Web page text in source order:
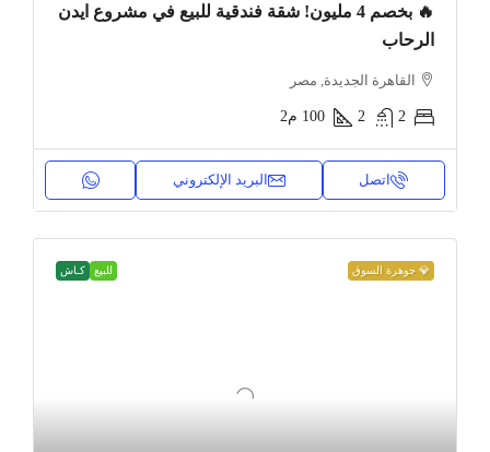
🔥 بخصم 4 مليون! شقة فندقية للبيع في مشروع ايدن
الرحاب
القاهرة الجديدة, مصر
2
2
100 م2
اتصل البريد الإلكتروني
💎 جوهرة السوق للبيع كـاش